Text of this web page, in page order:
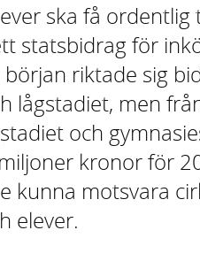
ska få
statsbidrag för
riktade sig
lågstadiet, men
och
kronor för
kunna motsvara
elever.